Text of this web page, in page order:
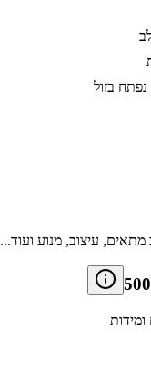
בזול
עיצוב, מנוע ועוד...
ומידות